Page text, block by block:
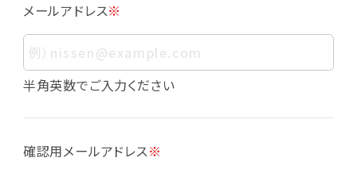
す。また、その情報のみでは識別できない場合で
も、他の情報と容易に照合することで、結果的に
お客様個人を識別できるものも個人情報に含ま
れます。
個人情報の利用目的について
下の通りであり、これらの目的達成の範囲を超
メールアドレス※
半角英数でご入力ください
確認用メールアドレス※